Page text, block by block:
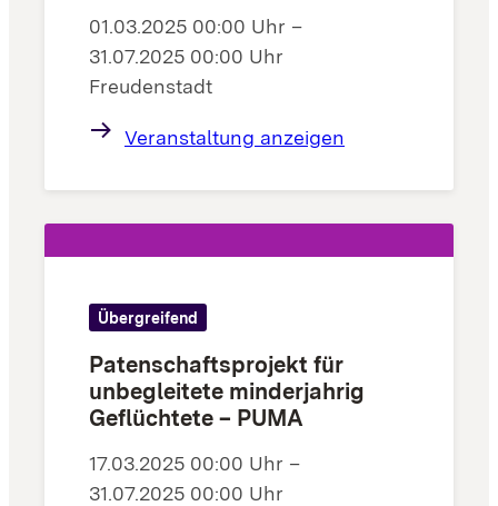
01.03.2025 00:00 Uhr –
31.07.2025 00:00 Uhr
Freudenstadt
Veranstaltung anzeigen
Übergreifend
Patenschaftsprojekt für
unbegleitete minderjahrig
Geflüchtete – PUMA
17.03.2025 00:00 Uhr –
31.07.2025 00:00 Uhr